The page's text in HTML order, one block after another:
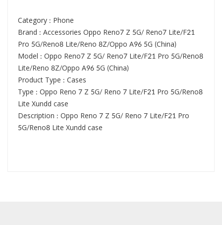
Category : Phone
Brand : Accessories Oppo Reno7 Z 5G/ Reno7 Lite/F21
Pro 5G/Reno8 Lite/Reno 8Z/Oppo A96 5G (China)
Model : Oppo Reno7 Z 5G/ Reno7 Lite/F21 Pro 5G/Reno8
Lite/Reno 8Z/Oppo A96 5G (China)
Product Type : Cases
Type : Oppo Reno 7 Z 5G/ Reno 7 Lite/F21 Pro 5G/Reno8
Lite Xundd case
Description : Oppo Reno 7 Z 5G/ Reno 7 Lite/F21 Pro
5G/Reno8 Lite Xundd case